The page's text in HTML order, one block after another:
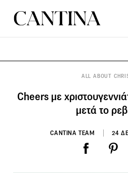
ALL ABOUT
Cheers με
μετά το
CANTINA TEAM 24